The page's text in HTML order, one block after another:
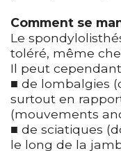
Comment se
Le
toléré, même
Il peut
■ de lombalgies
surtout en
(mouvements
■ de sciatiques
le long de la